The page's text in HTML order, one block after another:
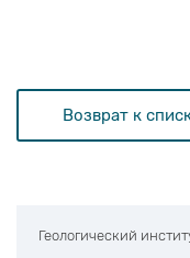
Возврат к
Геологический